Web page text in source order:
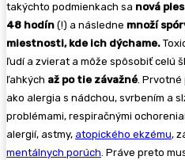
takýchto podmienkach sa nová
48 hodín (!) a následne množí
miestnosti, kde ich dýchame.
ľudí a zvierat a môže spôsobiť celú
ľahkých až po tie závažné. Prvotné
ako alergia s nádchou, svrbením a
problémami, respiračnými
alergií, astmy, atopického ekzému,
mentálnych porúch. Práve preto